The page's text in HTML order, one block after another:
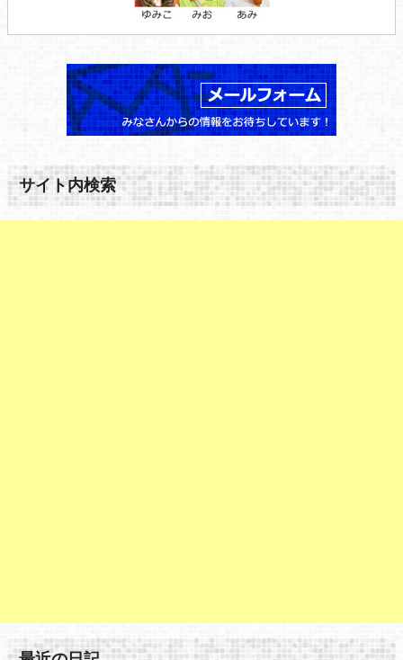
サイト内検索